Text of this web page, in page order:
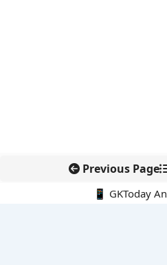
Previous Page
📱 GKToday